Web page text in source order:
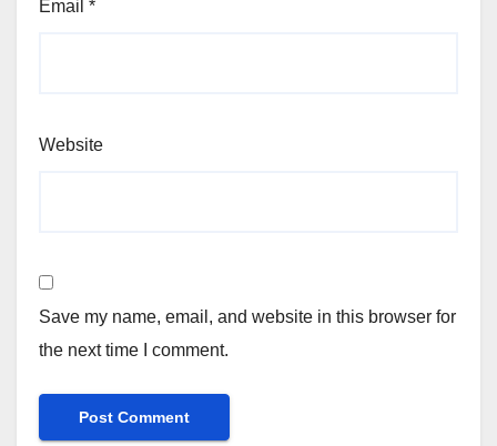
Email *
Website
Save my name, email, and website in this browser for
the next time I comment.